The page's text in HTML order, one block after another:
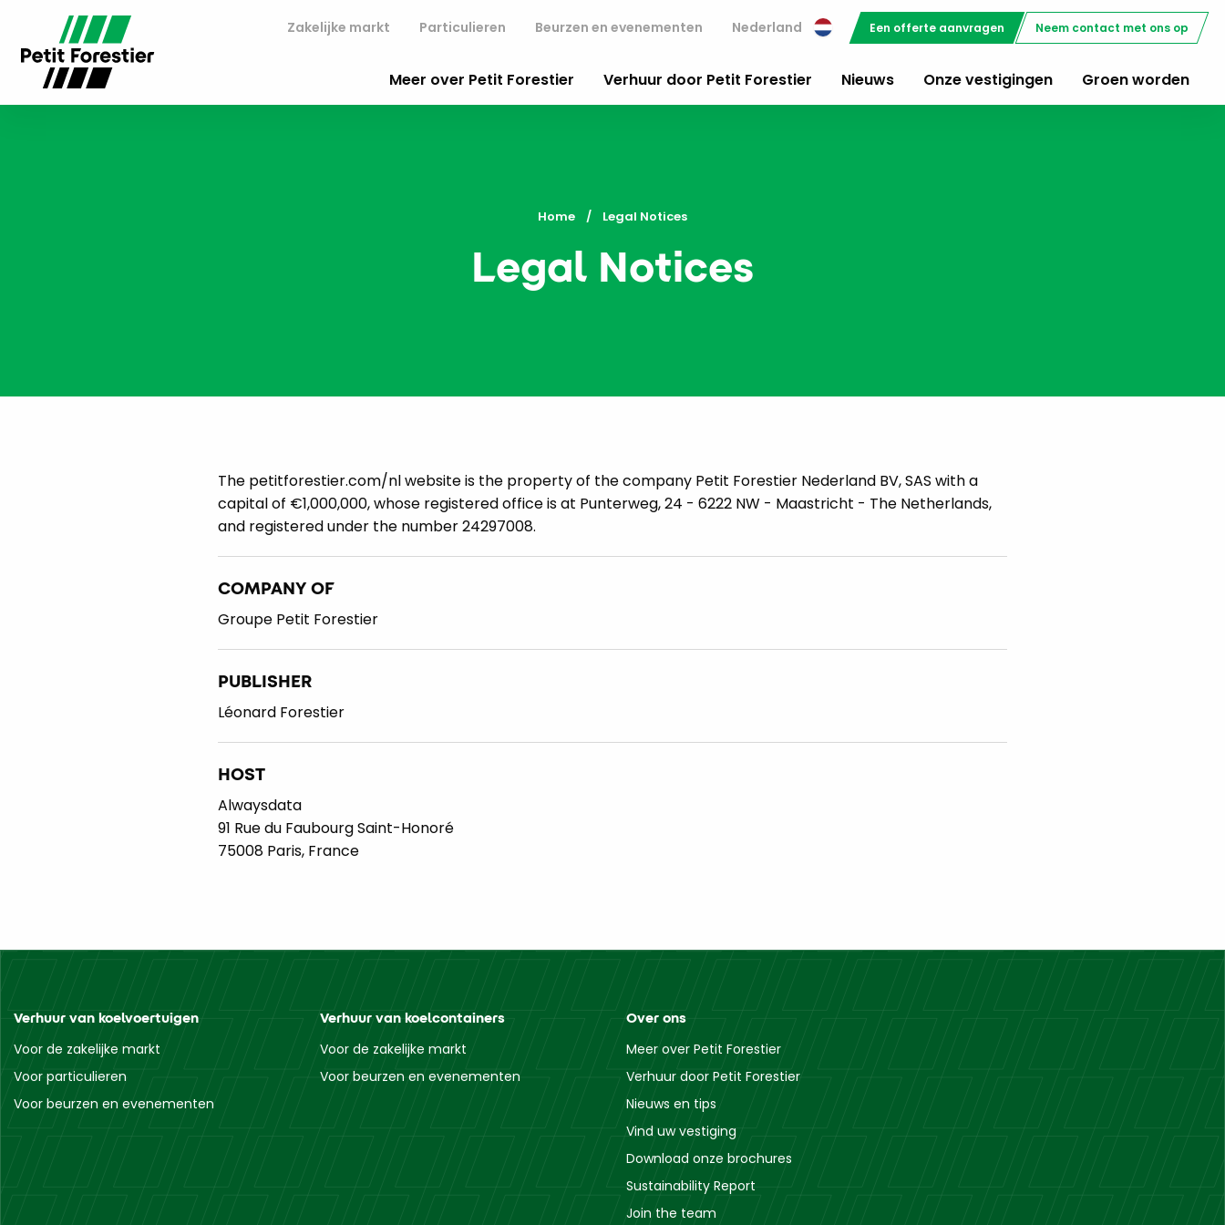
Zakelijke markt Particulieren Beurzen en evenementen Nederland Een offerte aanvragen Neem contact met ons op
Meer over Petit Forestier Verhuur door Petit Forestier Nieuws Onze vestigingen Groen worden
Home Current:
Legal Notices
Legal Notices
The petitforestier.com/nl website is the property of the company Petit Forestier Nederland BV, SAS with a
capital of €1,000,000, whose registered office is at Punterweg, 24 - 6222 NW - Maastricht - The Netherlands,
and registered under the number 24297008.
COMPANY OF
Groupe Petit Forestier
PUBLISHER
Léonard Forestier
HOST
Alwaysdata
91 Rue du Faubourg Saint-Honoré
75008 Paris, France
Verhuur van koelvoertuigen
Voor de zakelijke markt
Voor particulieren
Voor beurzen en evenementen
Verhuur van koelcontainers
Voor de zakelijke markt
Voor beurzen en evenementen
Over ons
Meer over Petit Forestier
Verhuur door Petit Forestier
Nieuws en tips
Vind uw vestiging
Download onze brochures
Sustainability Report
Join the team